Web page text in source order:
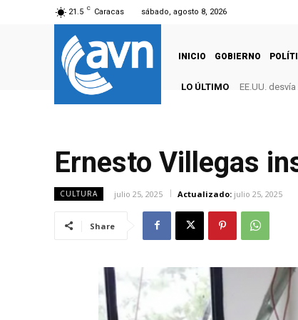
21.5 C Caracas sábado, agosto 8, 2026
INICIO GOBIERNO
LO ÚLTIMO EE.UU.
Ernesto Villegas
CULTURA julio 25, 2025 Actualizado: julio 25, 2025
Share